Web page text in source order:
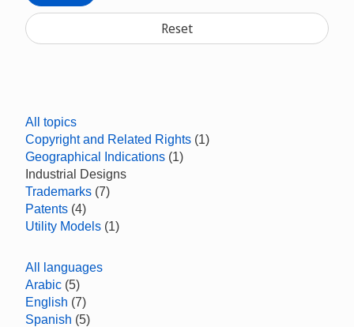
Reset
All topics
Copyright and Related Rights (1)
Geographical Indications (1)
Industrial Designs
Trademarks (7)
Patents (4)
Utility Models (1)
All languages
Arabic (5)
English (7)
Spanish (5)